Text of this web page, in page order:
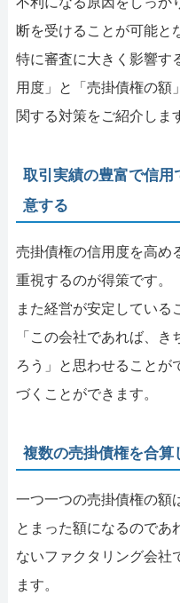
断を受けることが可能と
特に審査に大きく影響す
用度」と「売掛債権の額
関する対策をご紹介しま
取引実績の豊富で信用
意する
売掛債権の信用度を高め
重視するのが得策です。
また経営が安定している
「この会社であれば、
ろう」と思わせることが
づくことができます。
複数の売掛債権を合算
一つ一つの売掛債権の額
とまった額になるのであ
ないファクタリング会社
ます。